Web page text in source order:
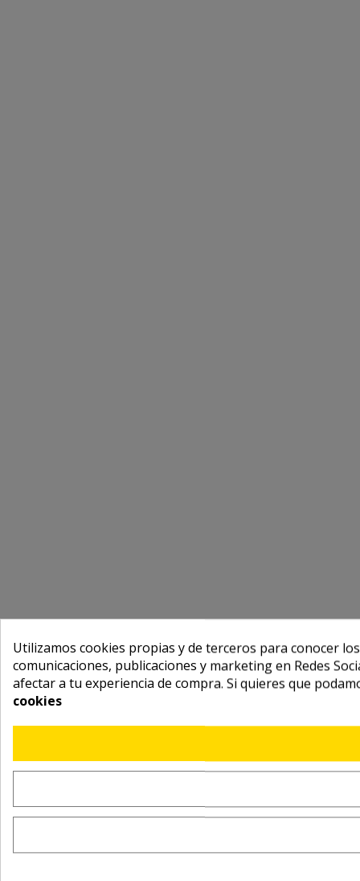
Utilizamos cookies propias y de terceros para conocer
comunicaciones, publicaciones y marketing en Redes
afectar a tu experiencia de compra. Si quieres que
cookies